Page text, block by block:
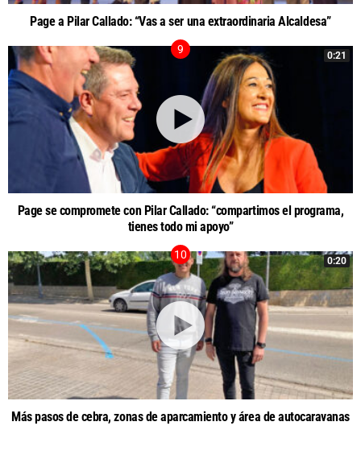
Page a Pilar Callado: “Vas a ser una extraordinaria Alcaldesa”
0:21
Page se compromete con Pilar Callado: “compartimos el programa,
tienes todo mi apoyo”
0:20
Más pasos de cebra, zonas de aparcamiento y área de autocaravanas